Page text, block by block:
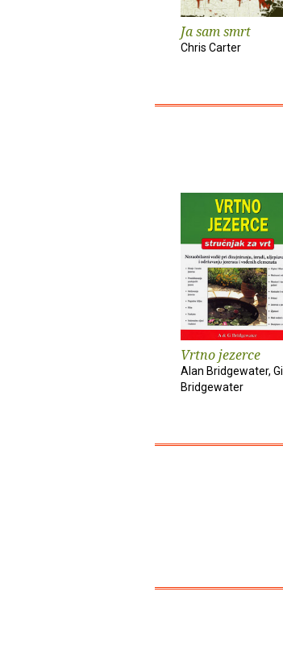
Ja sam smrt
Chris Carter
Vrtno jezerce
Alan Bridgewater, Gill
Bridgewater